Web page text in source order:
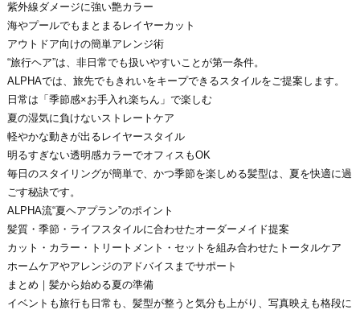
紫外線ダメージに強い艶カラー
海やプールでもまとまるレイヤーカット
アウトドア向けの簡単アレンジ術
“旅行ヘア”は、非日常でも扱いやすいことが第一条件。
ALPHAでは、旅先でもきれいをキープできるスタイルをご提案します。
日常は「季節感×お手入れ楽ちん」で楽しむ
夏の湿気に負けないストレートケア
軽やかな動きが出るレイヤースタイル
明るすぎない透明感カラーでオフィスもOK
毎日のスタイリングが簡単で、かつ季節を楽しめる髪型は、夏を快適に過
ごす秘訣です。
ALPHA流“夏ヘアプラン”のポイント
髪質・季節・ライフスタイルに合わせたオーダーメイド提案
カット・カラー・トリートメント・セットを組み合わせたトータルケア
ホームケアやアレンジのアドバイスまでサポート
まとめ｜髪から始める夏の準備
イベントも旅行も日常も、 髪型が整うと気分も上がり、写真映えも格段に